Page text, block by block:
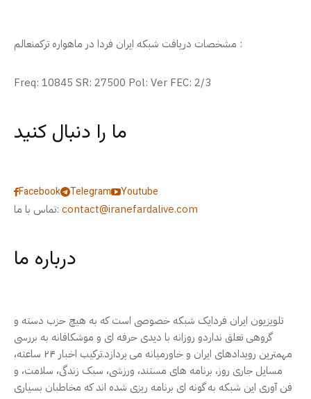
مشخصات دریافت شبکه ایران فردا در ماهواره ترکمنعالم :
Freq: 10845 SR: 27500 Pol: Ver FEC: 2/3
ما را دنبال کنید
Facebook Telegram
Youtube
تماس با ما: contact@iranefardalive.com
درباره ما
تلویزیون ایران فردایک شبکه خصوصی است که به هیچ حزب دسته و
گروهی تعلق نداردو روزانه با دیدی حرفه ای و موشکافانه به بررسی
مهمترین رویدادهای ایران و خاورمیانه می پردازد.ترکیب اخبار ۲۴ ساعته،
مسایل جاری روز، برنامه های مستند، ورزشی، سبک زندگی، سلامت، و
فن آوری این شبکه به گونه ای برنامه ریزی شده اند که مخاطبان بسیاری